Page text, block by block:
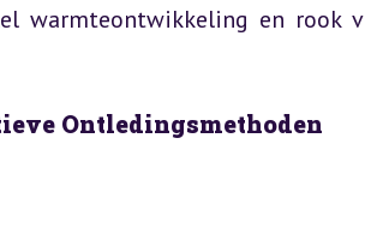
warmteontwikkeling en rook
Ontledingsmethoden